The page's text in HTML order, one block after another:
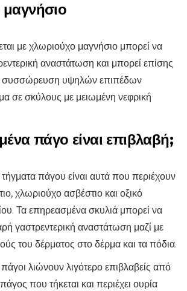
με χλωριούχο μαγνήσιο μπορεί να
αναστάτωση και μπορεί επίσης
συσσώρευση υψηλών επιπέδων
σε σκύλους με μειωμένη νεφρική
πάγο είναι επιβλαβή;
τήγματα πάγου είναι αυτά που περιέχουν
χλωριούχο ασβέστιο και οξικό
Τα επηρεασμένα σκυλιά μπορεί να
γαστρεντερική αναστάτωση μαζί με
του δέρματος στο δέρμα και τα πόδια.
λιώνουν λιγότερο επιβλαβείς από
που τήκεται και περιέχει ουρία